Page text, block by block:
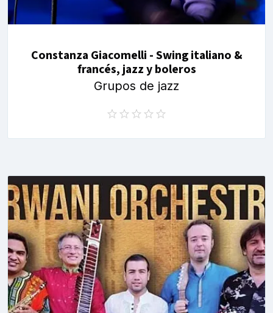
Constanza Giacomelli - Swing italiano &
francés, jazz y boleros
Grupos de jazz